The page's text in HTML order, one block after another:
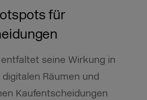
für
seine Wirkung in
Räumen und
Kaufentscheidungen